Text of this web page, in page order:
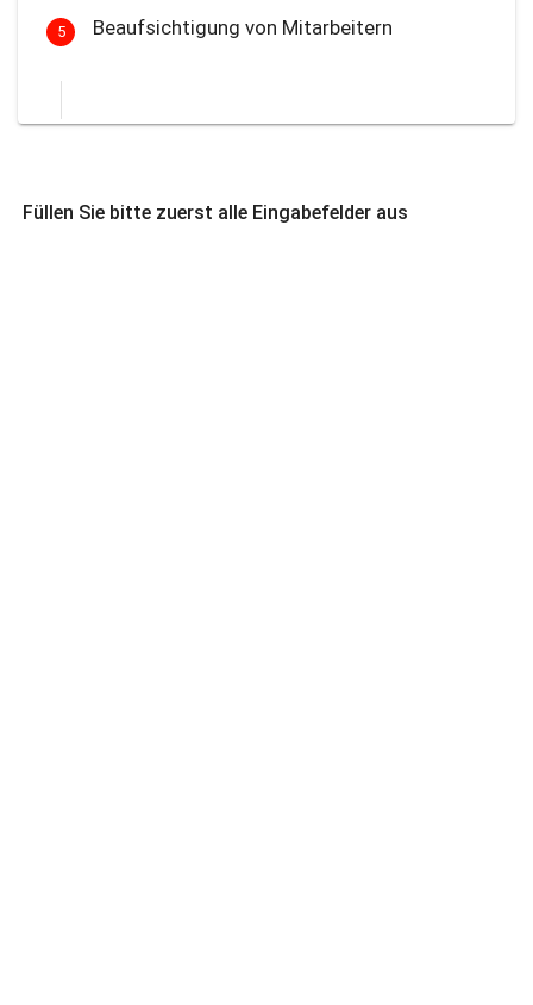
5 Beaufsichtigung von Mitarbeitern
Füllen Sie bitte zuerst alle Eingabefelder aus